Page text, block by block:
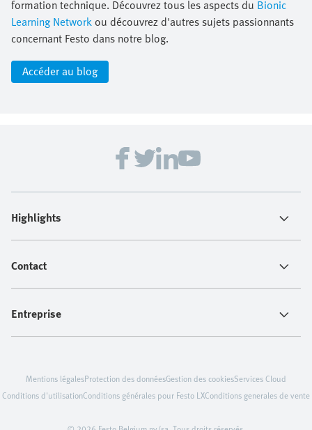
formation technique. Découvrez tous les aspects du Bionic
Learning Networkou découvrez d'autres sujets passionnants
concernant Festo dans notre blog.
Accéder au blog
Highlights
Contact
Entreprise
Mentions légalesProtection des donnéesGestion des cookiesServices Cloud
Conditions d'utilisationConditions générales pour Festo LXConditions generales de vente